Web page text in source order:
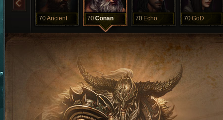
70Ancient 70Conan 70 Echo 70GoD